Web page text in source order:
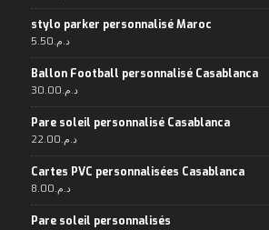
stylo parker personnalisé Maroc
د.م.5.50
Ballon Football personnalisé Casablanca
د.م.30.00
Pare soleil personnalisé Casablanca
د.م.22.00
Cartes PVC personnalisées Casablanca
د.م.8.00
Pare soleil personnalisés